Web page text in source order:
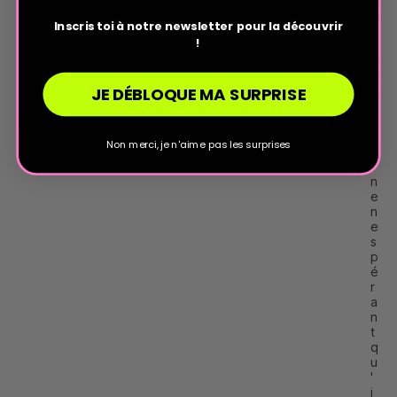
i
n
e
n
e
s
p
é
r
a
n
t
q
u
'
i
Inscris toi à notre newsletter pour la découvrir
!
JE DÉBLOQUE MA SURPRISE
Non merci, je n'aime pas les surprises